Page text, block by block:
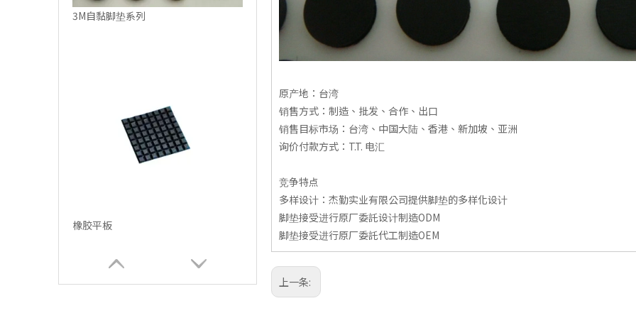
3M自黏脚垫系列
橡胶平板
原产地：台湾
销售方式：制造、批发、合作、出口
销售目标市场：台湾、中国大陆、香港、新加坡、亚洲
询价付款方式：T.T. 电汇
竞争特点
多样设计：杰勤实业有限公司提供脚垫的多样化设计
脚垫接受进行原厂委託设计制造ODM
脚垫接受进行原厂委託代工制造OEM
上一条: